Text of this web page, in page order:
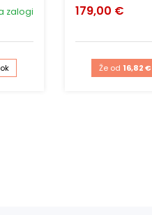
zalogi 179,00 €
Že od 16,82 €